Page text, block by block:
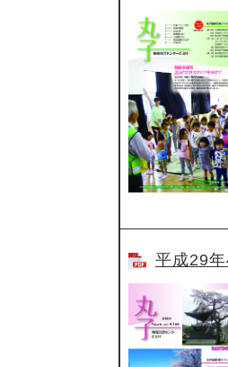
平成29